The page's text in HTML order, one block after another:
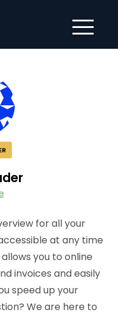
for all your
at any time
you to online
invoices and easily
speed up your
We are here to